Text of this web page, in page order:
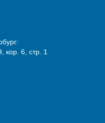
кор. 6, стр. 1